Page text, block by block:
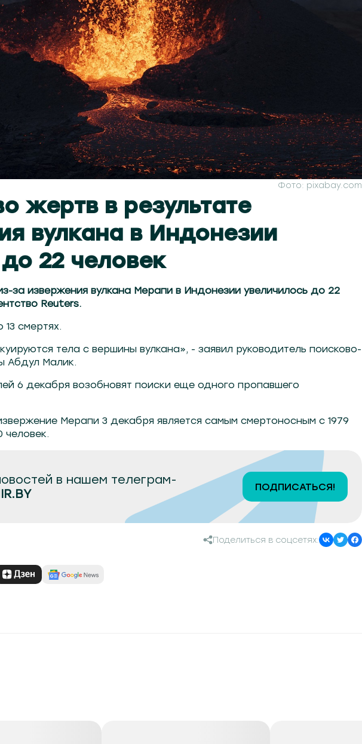
Фото: pixabay.com
жертв в результате
вулкана в Индонезии
22 человек
за извержения вулкана Мерапи в Индонезии увеличилось до 22
Reuters.
смертях.
тела с вершины вулкана», - заявил руководитель поисково-
Абдул Малик.
6 декабря возобновят поиски еще одного пропавшего
Мерапи 3 декабря является самым смертоносным с 1979
человек.
в нашем телеграм-
ПОДПИСАТЬСЯ!
Поделиться в соцсетях: